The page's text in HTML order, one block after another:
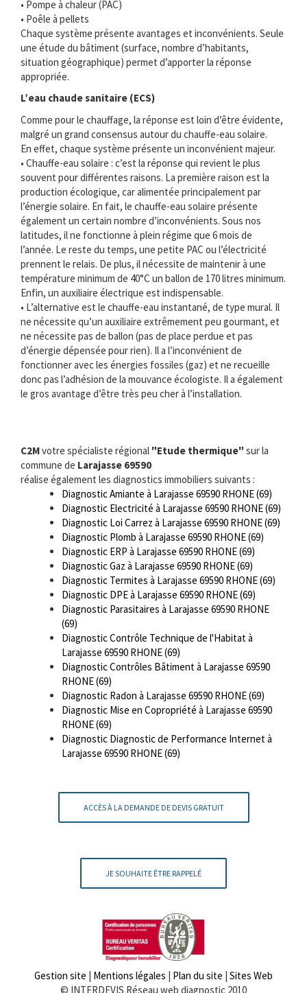
• Pompe à chaleur (PAC)
• Poêle à pellets
Chaque système présente avantages et inconvénients. Seule
une étude du bâtiment (surface, nombre d’habitants,
situation géographique) permet d’apporter la réponse
appropriée.
L’eau chaude sanitaire (ECS)
Comme pour le chauffage, la réponse est loin d’être évidente,
malgré un grand consensus autour du chauffe-eau solaire.
En effet, chaque système présente un inconvénient majeur.
• Chauffe-eau solaire : c’est la réponse qui revient le plus
souvent pour différentes raisons. La première raison est la
production écologique, car alimentée principalement par
l’énergie solaire. En fait, le chauffe-eau solaire présente
également un certain nombre d’inconvénients. Sous nos
latitudes, il ne fonctionne à plein régime que 6 mois de
l’année. Le reste du temps, une petite PAC ou l’électricité
prennent le relais. De plus, il nécessite de maintenir à une
température minimum de 40°C un ballon de 170 litres minimum.
Enfin, un auxiliaire électrique est indispensable.
• L’alternative est le chauffe-eau instantané, de type mural. Il
ne nécessite qu’un auxiliaire extrêmement peu gourmant, et
ne nécessite pas de ballon (pas de place perdue et pas
d’énergie dépensée pour rien). Il a l’inconvénient de
fonctionner avec les énergies fossiles (gaz) et ne recueille
donc pas l’adhésion de la mouvance écologiste. Il a également
le gros avantage d’être très peu cher à l’installation.
C2Mvotre spécialiste régional "Etude thermique" sur la
commune de Larajasse 69590
réalise également les diagnostics immobiliers suivants :
Diagnostic Amiante à Larajasse 69590 RHONE (69)
Diagnostic Electricité à Larajasse 69590 RHONE (69)
Diagnostic Loi Carrez à Larajasse 69590 RHONE (69)
Diagnostic Plomb à Larajasse 69590 RHONE (69)
Diagnostic ERP à Larajasse 69590 RHONE (69)
Diagnostic Gaz à Larajasse 69590 RHONE (69)
Diagnostic Termites à Larajasse 69590 RHONE (69)
Diagnostic DPE à Larajasse 69590 RHONE (69)
Diagnostic Parasitaires à Larajasse 69590 RHONE
(69)
Diagnostic Contrôle Technique de l'Habitat à
Larajasse 69590 RHONE (69)
Diagnostic Contrôles Bâtiment à Larajasse 69590
RHONE (69)
Diagnostic Radon à Larajasse 69590 RHONE (69)
Diagnostic Mise en Copropriété à Larajasse 69590
RHONE (69)
Diagnostic Diagnostic de Performance Internet à
Larajasse 69590 RHONE (69)
ACCÈS À LA DEMANDE DE DEVIS GRATUIT
JE SOUHAITE ÊTRE RAPPELÉ
Gestion site | Mentions légales | Plan du site | Sites Web
© INTERDEVIS Réseau web diagnostic 2010